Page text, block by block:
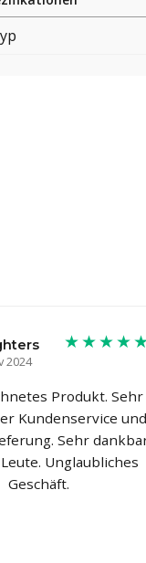
2024
Produkt. Sehr
Kundenservice und
Sehr
Unglaubliches
Geschäft.